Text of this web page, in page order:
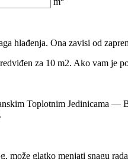
hlađenja. Ona zavisi od
za 10 m2. Ako vam je
Toplotnim Jedinicama
može glatko menjati snagu